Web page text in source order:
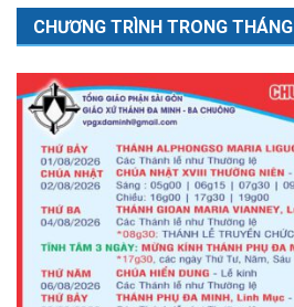
CHƯƠNG TRÌNH TRONG THÁNG